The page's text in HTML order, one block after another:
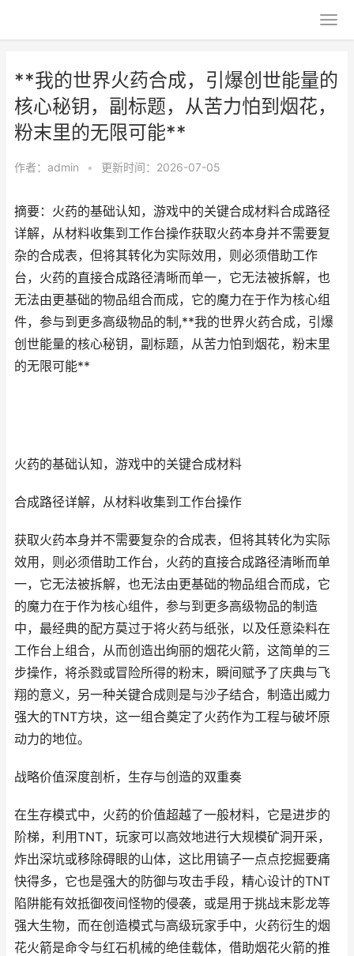
**我的世界火药合成，引爆创世能量的
核心秘钥，副标题，从苦力怕到烟花，
粉末里的无限可能**
作者： admin • 更新时间：2026-07-05
摘要：火药的基础认知，游戏中的关键合成材料合成路径
详解，从材料收集到工作台操作获取火药本身并不需要复
杂的合成表，但将其转化为实际效用，则必须借助工作
台，火药的直接合成路径清晰而单一，它无法被拆解，也
无法由更基础的物品组合而成，它的魔力在于作为核心组
件，参与到更多高级物品的制,**我的世界火药合成，引爆
创世能量的核心秘钥，副标题，从苦力怕到烟花，粉末里
的无限可能**
火药的基础认知，游戏中的关键合成材料
合成路径详解，从材料收集到工作台操作
获取火药本身并不需要复杂的合成表，但将其转化为实际
效用，则必须借助工作台，火药的直接合成路径清晰而单
一，它无法被拆解，也无法由更基础的物品组合而成，它
的魔力在于作为核心组件，参与到更多高级物品的制造
中，最经典的配方莫过于将火药与纸张，以及任意染料在
工作台上组合，从而创造出绚丽的烟花火箭，这简单的三
步操作，将杀戮或冒险所得的粉末，瞬间赋予了庆典与飞
翔的意义，另一种关键合成则是与沙子结合，制造出威力
强大的TNT方块，这一组合奠定了火药作为工程与破坏原
动力的地位。
战略价值深度剖析，生存与创造的双重奏
在生存模式中，火药的价值超越了一般材料，它是进步的
阶梯，利用TNT，玩家可以高效地进行大规模矿洞开采，
炸出深坑或移除碍眼的山体，这比用镐子一点点挖掘要痛
快得多，它也是强大的防御与攻击手段，精心设计的TNT
陷阱能有效抵御夜间怪物的侵袭，或是用于挑战末影龙等
强大生物，而在创造模式与高级玩家手中，火药衍生的烟
花火箭是命令与红石机械的绝佳载体，借助烟花火箭的推